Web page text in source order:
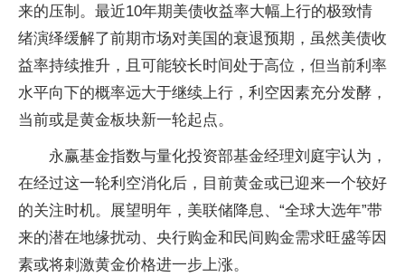
来的压制。最近10年期美债收益率大幅上行的极致情
绪演绎缓解了前期市场对美国的衰退预期，虽然美债收
益率持续推升，且可能较长时间处于高位，但当前利率
水平向下的概率远大于继续上行，利空因素充分发酵，
当前或是黄金板块新一轮起点。
永赢基金指数与量化投资部基金经理刘庭宇认为，
在经过这一轮利空消化后，目前黄金或已迎来一个较好
的关注时机。展望明年，美联储降息、“全球大选年”带
来的潜在地缘扰动、央行购金和民间购金需求旺盛等因
素或将刺激黄金价格进一步上涨。